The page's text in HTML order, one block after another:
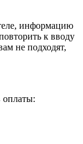
информацию
к вводу
не подходят,
оплаты: